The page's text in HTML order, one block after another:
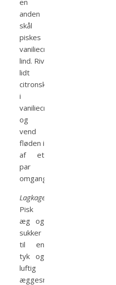
en
anden
skål
piskes
vaniliecremen
lind. Riv
lidt
citronskal
i
vaniliecremen
og
vend
fløden i
af et
par
omgange.
Lagkagebunde
Pisk
æg og
sukker
til en
tyk og
luftig
æggesnaps